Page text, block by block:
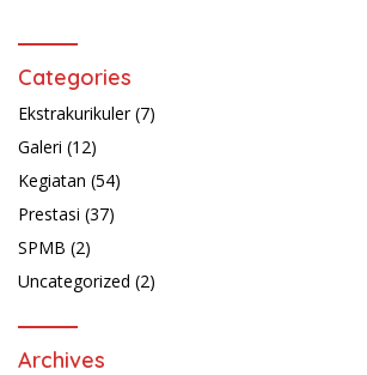
Categories
Ekstrakurikuler(7)
Galeri (12)
Kegiatan (54)
Prestasi (37)
SPMB (2)
Uncategorized (2)
Archives